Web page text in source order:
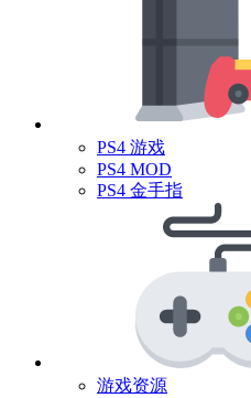
PS4 游戏
PS4 MOD
PS4 金手指
游戏资源